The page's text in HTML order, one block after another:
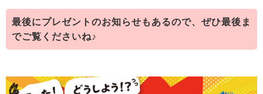
最後にプレゼントのお知らせもあるので、ぜひ最後ま
でご覧くださいね♪